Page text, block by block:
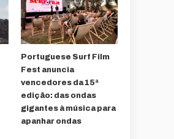
Portuguese Surf Film
Fest anuncia
vencedores da 15ª
edição: das ondas
gigantes à música para
apanhar ondas